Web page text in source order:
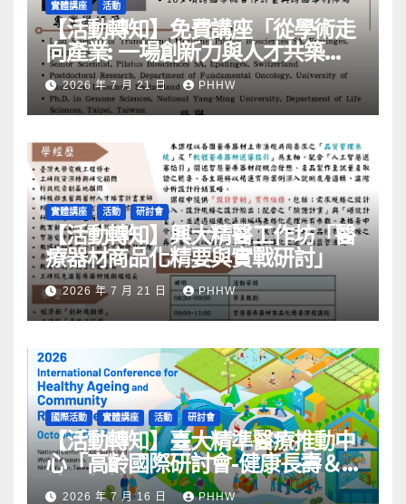
實體講座 活動
【活動轉知】免費講座「從學術走
向產業: ⼀場創新力與⼈才共築的
旅程」
2026 年 7 月 21 日 PHHW
實體講座 活動 研討會
【活動轉知】興大精醫工作坊「醫
療器材商品化精要與實戰研討」
2026 年 7 月 21 日 PHHW
國際活動 實體講座 活動 研討會
【活動轉知】臺大精準醫療推動中
心「高齡國際研討會-健康長壽＆
社區韌性」
2026 年 7 月 16 日 PHHW